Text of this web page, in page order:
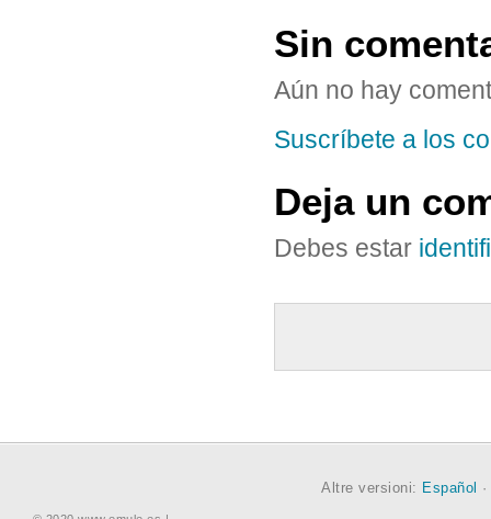
Sin
Aún no hay
Suscríbete a los
Deja un
Debes estar
Altre versioni: Español